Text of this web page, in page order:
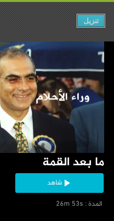
‏ما بعد القمة
شاهد
‏ المدة : 26m 53s
ما تنزيل